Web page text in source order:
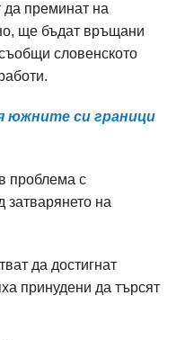
да преминат на
ще бъдат връщани
словенското
южните си граници
проблема с
на
да достигнат
принудени да търсят